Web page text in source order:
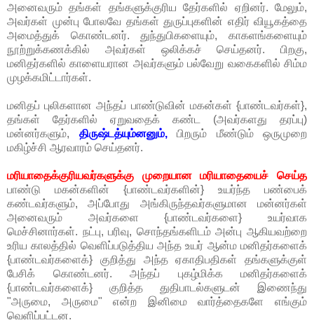
அனைவரும் தங்கள் தங்களுக்குரிய தேர்களில் ஏறினர். மேலும்,
அவர்கள் முன்பு போலவே தங்கள் துருப்புகளின் எதிர் வியூகத்தை
அமைத்துக் கொண்டனர். துந்துபிகளையும், காகளங்களையும்
நூற்றுக்கணக்கில் அவர்கள் ஒலிக்கச் செய்தனர். பிறகு,
மனிதர்களில் காளையரான அவர்களும் பல்வேறு வகைகளில் சிம்ம
முழக்கமிட்டார்கள்.
மனிதப் புலிகளான அந்தப் பாண்டுவின் மகன்கள் {பாண்டவர்கள்},
தங்கள் தேர்களில் ஏறுவதைக் கண்ட (அவர்களது தரப்பு)
மன்னர்களும், திருஷ்டத்யும்னனும்,பிறரும் மீண்டும் ஒருமுறை
மகிழ்ச்சி ஆரவாரம் செய்தனர்.
மரியாதைக்குரியவர்களுக்கு முறையான மரியாதையைச் செய்த
பாண்டு மகன்களின் {பாண்டவர்களின்} உயர்ந்த பண்பைக்
கண்டவர்களும், அப்போது அங்கிருந்தவர்களுமான மன்னர்கள்
அனைவரும் அவர்களை {பாண்டவர்களை} உயர்வாக
மெச்சினார்கள். நட்பு, பரிவு, சொந்தங்களிடம் அன்பு ஆகியவற்றை
உரிய காலத்தில் வெளிப்படுத்திய அந்த உயர் ஆன்ம மனிதர்களைக்
{பாண்டவர்களைக்} குறித்து அந்த ஏகாதிபதிகள் தங்களுக்குள்
பேசிக் கொண்டனர். அந்தப் புகழ்மிக்க மனிதர்களைக்
{பாண்டவர்களைக்} குறித்த துதிபாடல்களுடன் இணைந்து
"அருமை, அருமை" என்ற இனிமை வார்த்தைகளே எங்கும்
வெளிப்பட்டன.